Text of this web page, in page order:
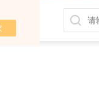
计；